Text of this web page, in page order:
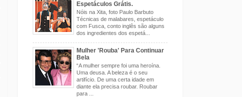
Espetáculos Grátis.
Nóis na Xita, foto Paulo Barbuto
Técnicas de malabares, espetáculo
com Fusca, conto inglês são alguns
dos ingredientes dos espetá...
Mulher 'Rouba' Para Continuar
Bela
“A mulher sempre foi uma heroína.
Uma deusa. A beleza é o seu
artifício. De uma certa idade em
diante ela precisa roubar. Roubar
para ...